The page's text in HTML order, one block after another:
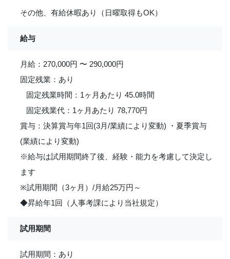
その他、有給休暇あり（日曜取得もOK）
給与
月給：270,000円 〜 290,000円
固定残業：あり
固定残業時間：1ヶ月あたり 45.0時間
固定残業代：1ヶ月あたり 78,770円
賞与：決算賞与年1回(3月/業績により変動) ・夏季賞与
(業績により変動)
※給与は試用期間終了後、経験・能力を考慮して決定し
ます
※試用期間（3ヶ月）/月給25万円～
◆昇給年1回（人事考課により当社規定）
試用期間
試用期間：あり